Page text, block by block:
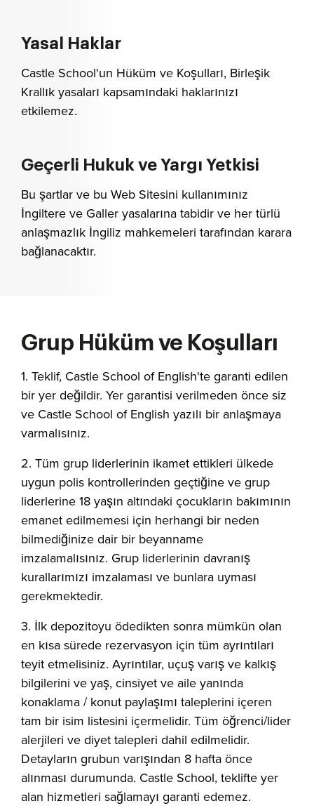
Yasal Haklar
Castle School'un Hüküm ve Koşulları, Birleşik
Krallık yasaları kapsamındaki haklarınızı
etkilemez.
Geçerli Hukuk ve Yargı Yetkisi
Bu şartlar ve bu Web Sitesini kullanımınız
İngiltere ve Galler yasalarına tabidir ve her türlü
anlaşmazlık İngiliz mahkemeleri tarafından karara
bağlanacaktır.
Grup Hüküm ve Koşulları
1. Teklif, Castle School of English'te garanti edilen
bir yer değildir. Yer garantisi verilmeden önce siz
ve Castle School of English yazılı bir anlaşmaya
varmalısınız.
2. Tüm grup liderlerinin ikamet ettikleri ülkede
uygun polis kontrollerinden geçtiğine ve grup
liderlerine 18 yaşın altındaki çocukların bakımının
emanet edilmemesi için herhangi bir neden
bilmediğinize dair bir beyanname
imzalamalısınız. Grup liderlerinin davranış
kurallarımızı imzalaması ve bunlara uyması
gerekmektedir.
3. İlk depozitoyu ödedikten sonra mümkün olan
en kısa sürede rezervasyon için tüm ayrıntıları
teyit etmelisiniz. Ayrıntılar, uçuş varış ve kalkış
bilgilerini ve yaş, cinsiyet ve aile yanında
konaklama / konut paylaşımı taleplerini içeren
tam bir isim listesini içermelidir. Tüm öğrenci/lider
alerjileri ve diyet talepleri dahil edilmelidir.
Detayların grubun varışından 8 hafta önce
alınması durumunda. Castle School, teklifte yer
alan hizmetleri sağlamayı garanti edemez.